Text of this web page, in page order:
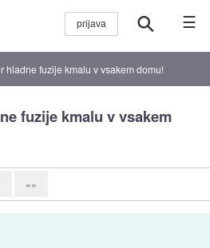
☰
hladne fuzije kmalu v vsakem domu!
fuzije kmalu v vsakem
»»